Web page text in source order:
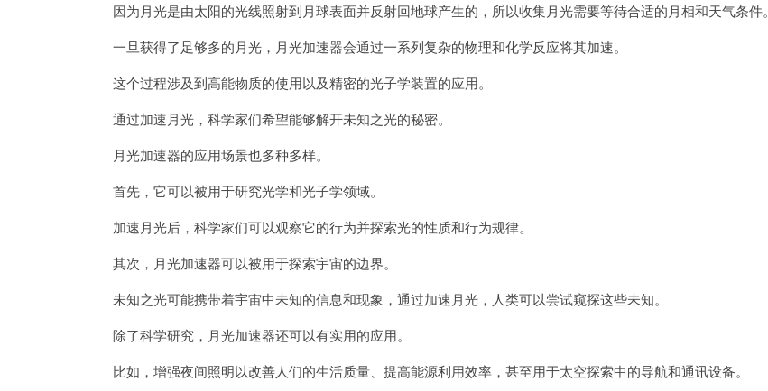
因为月光是由太阳的光线照射到月球表面并反射回地球产生的，所以收集月光需要等待合适的月相和天气条件。
一旦获得了足够多的月光，月光加速器会通过一系列复杂的物理和化学反应将其加速。
这个过程涉及到高能物质的使用以及精密的光子学装置的应用。
通过加速月光，科学家们希望能够解开未知之光的秘密。
月光加速器的应用场景也多种多样。
首先，它可以被用于研究光学和光子学领域。
加速月光后，科学家们可以观察它的行为并探索光的性质和行为规律。
其次，月光加速器可以被用于探索宇宙的边界。
未知之光可能携带着宇宙中未知的信息和现象，通过加速月光，人类可以尝试窥探这些未知。
除了科学研究，月光加速器还可以有实用的应用。
比如，增强夜间照明以改善人们的生活质量、提高能源利用效率，甚至用于太空探索中的导航和通讯设备。